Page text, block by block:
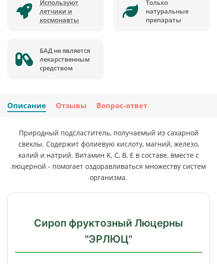
Используют
летчики и
космонавты
Только
натуральные
препараты
БАД не является
лекарственным
средством
Описание Отзывы Вопрос-ответ
Природный подсластитель, получаемый из сахарной
свеклы. Содержит фолиевую кислоту, магний, железо,
калий и натрий. Витамин K, C, B, Е в составе, вместе с
люцерной - помогает оздоравливаться множеству систем
организма.
Сироп фруктозный Люцерны
"ЭРЛЮЦ"